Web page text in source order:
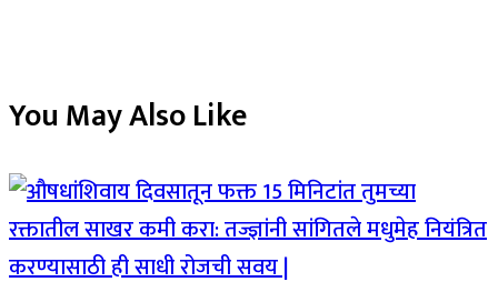
You May Also Like